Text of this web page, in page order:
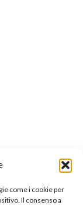
come i cookie per
Il consenso a